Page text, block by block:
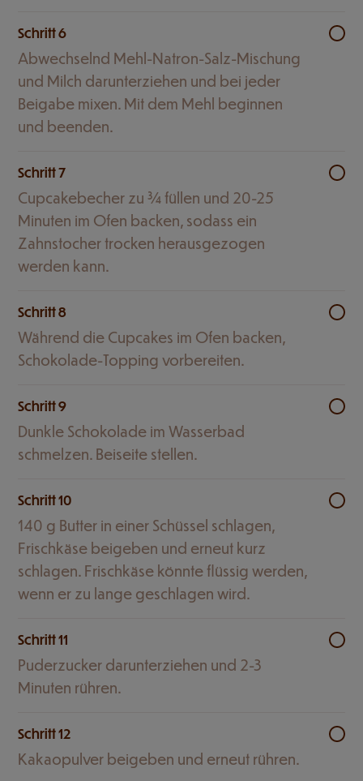
Schritt 6
Abwechselnd Mehl-Natron-Salz-Mischung
und Milch darunterziehen und bei jeder
Beigabe mixen. Mit dem Mehl beginnen
und beenden.
Schritt 7
Cupcakebecher zu ¾ füllen und 20-25
Minuten im Ofen backen, sodass ein
Zahnstocher trocken herausgezogen
werden kann.
Schritt 8
Während die Cupcakes im Ofen backen,
Schokolade-Topping vorbereiten.
Schritt 9
Dunkle Schokolade im Wasserbad
schmelzen. Beiseite stellen.
Schritt 10
140 g Butter in einer Schüssel schlagen,
Frischkäse beigeben und erneut kurz
schlagen. Frischkäse könnte flüssig werden,
wenn er zu lange geschlagen wird.
Schritt 11
Puderzucker darunterziehen und 2-3
Minuten rühren.
Schritt 12
Kakaopulver beigeben und erneut rühren.